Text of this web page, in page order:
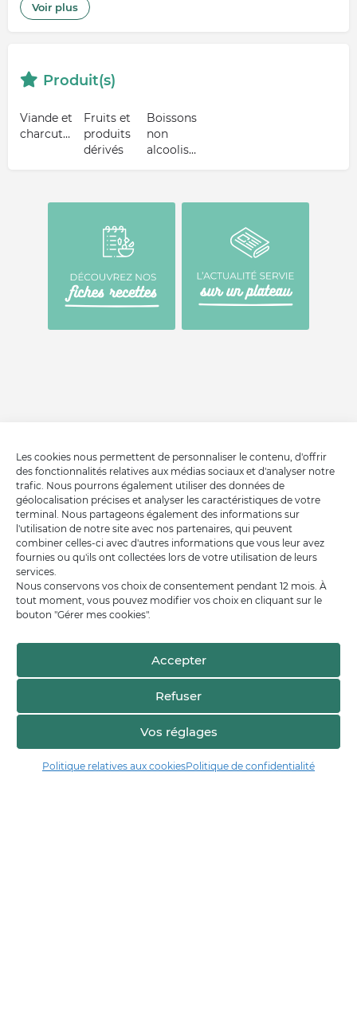
Les cookies nous permettent de personnaliser le contenu, d'offrir
des fonctionnalités relatives aux médias sociaux et d'analyser notre
trafic. Nous pourrons également utiliser des données de
géolocalisation précises et analyser les caractéristiques de votre
terminal. Nous partageons également des informations sur
l'utilisation de notre site avec nos partenaires, qui peuvent
combiner celles-ci avec d'autres informations que vous leur avez
fournies ou qu'ils ont collectées lors de votre utilisation de leurs
services.
Nous conservons vos choix de consentement pendant 12 mois. À
tout moment, vous pouvez modifier vos choix en cliquant sur le
bouton "Gérer mes cookies".
Accepter
Refuser
Vos réglages
Politique relatives aux cookiesPolitique de confidentialité
Voir plus
Produit(s)
Viande et
charcuterie
Fruits et
produits
dérivés
Boissons
non
alcoolisées